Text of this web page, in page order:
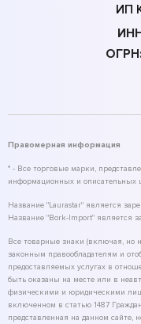
ИП
ОГРН:
Правомерная информация
* - Все торговые марки,
информационных и описательных
Название "Laurastar" является
Название "Bork-Import" является
Все товарные знаки (включая, но
законным правообладателям и
предоставляемых услугах в
быть оказаны на месте или в
физическими и юридическими
включенном в статью 1487
представленная на данном сайте,